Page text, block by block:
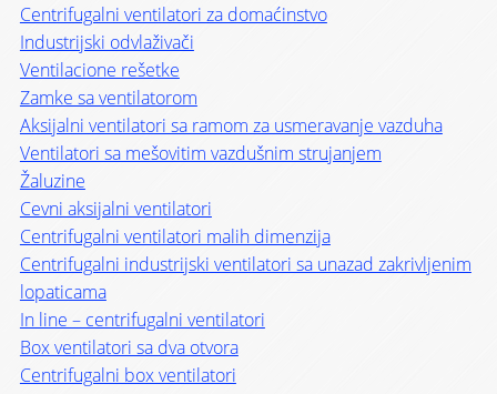
Centrifugalni ventilatori za domaćinstvo
Industrijski odvlaživači
Ventilacione rešetke
Zamke sa ventilatorom
Aksijalni ventilatori sa ramom za usmeravanje vazduha
Ventilatori sa mešovitim vazdušnim strujanjem
Žaluzine
Cevni aksijalni ventilatori
Centrifugalni ventilatori malih dimenzija
Centrifugalni industrijski ventilatori sa unazad zakrivljenim
lopaticama
In line – centrifugalni ventilatori
Box ventilatori sa dva otvora
Centrifugalni box ventilatori